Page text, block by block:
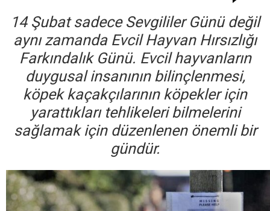
14 Şubat sadece Sevgililer Günü değil
aynı zamanda Evcil Hayvan Hırsızlığı
Farkındalık Günü. Evcil hayvanların
duygusal insanının bilinçlenmesi,
köpek kaçakçılarının köpekler için
yarattıkları tehlikeleri bilmelerini
sağlamak için düzenlenen önemli bir
gündür.